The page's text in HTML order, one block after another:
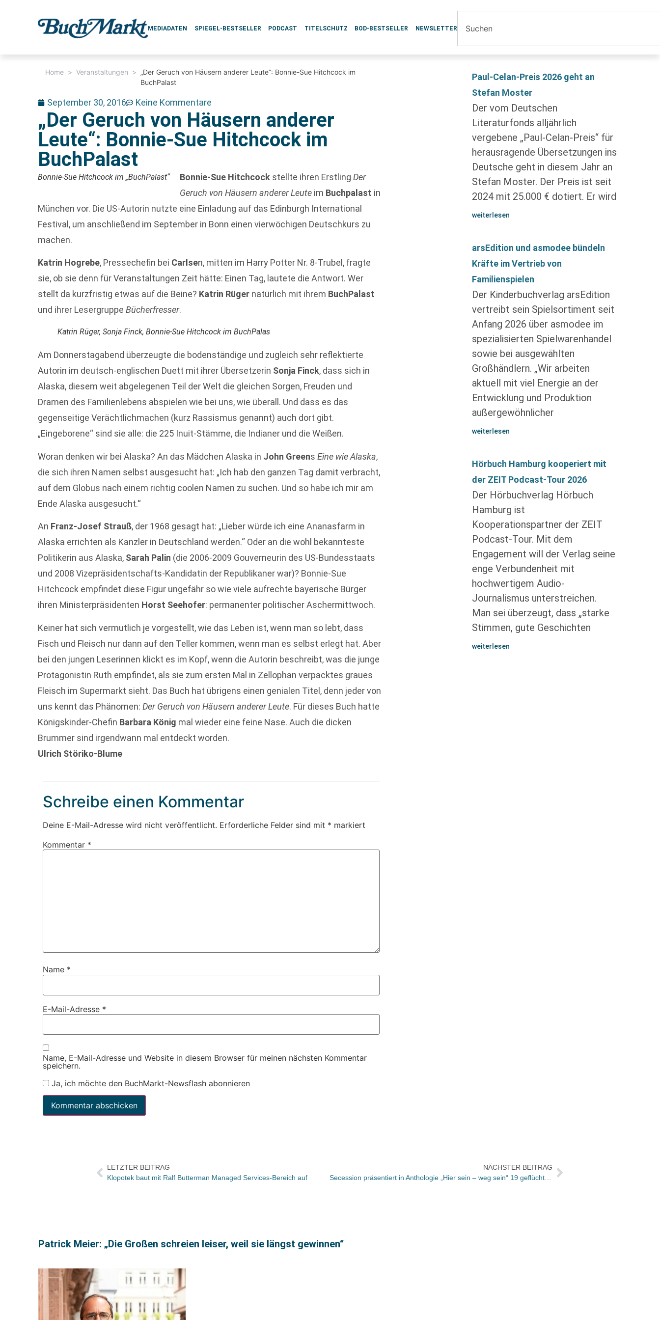
MEDIADATEN SPIEGEL-BESTSELLER PODCAST TITELSCHUTZ BOD-BESTSELLER NEWSLETTER
Home > Veranstaltungen > „Der Geruch von Häusern anderer Leute“: Bonnie-Sue Hitchcock im
BuchPalast
September 30, 2016 Keine Kommentare
„Der Geruch von Häusern anderer
Leute“: Bonnie-Sue Hitchcock im
BuchPalast
Bonnie-Sue Hitchcock im „BuchPalast“ Bonnie-Sue Hitchcock stellte ihren ErstlingDer
Geruch von Häusern anderer Leute im Buchpalast in
München vor. Die US-Autorin nutzte eine Einladung auf das Edinburgh International
Festival, um anschließend im September in Bonn einen vierwöchigen Deutschkurs zu
machen.
Katrin Hogrebe, Pressechefin bei Carlsen, mitten im Harry Potter Nr. 8-Trubel, fragte
sie, ob sie denn für Veranstaltungen Zeit hätte: Einen Tag, lautete die Antwort. Wer
stellt da kurzfristig etwas auf die Beine? Katrin Rüger natürlich mit ihrem BuchPalast
und ihrer LesergruppeBücherfresser.
Katrin Rüger, Sonja Finck, Bonnie-Sue Hitchcock im BuchPalas
Am Donnerstagabend überzeugte die bodenständige und zugleich sehr reflektierte
Autorin im deutsch-englischen Duett mit ihrer Übersetzerin Sonja Finck, dass sich in
Alaska, diesem weit abgelegenen Teil der Welt die gleichen Sorgen, Freuden und
Dramen des Familienlebens abspielen wie bei uns, wie überall. Und dass es das
gegenseitige Verächtlichmachen (kurz Rassismus genannt) auch dort gibt.
„Eingeborene“ sind sie alle: die 225 Inuit-Stämme, die Indianer und die Weißen.
Woran denken wir bei Alaska? An das Mädchen Alaska in John GreensEine wie Alaska,
die sich ihren Namen selbst ausgesucht hat: „Ich hab den ganzen Tag damit verbracht,
auf dem Globus nach einem richtig coolen Namen zu suchen. Und so habe ich mir am
Ende Alaska ausgesucht.“
An Franz-Josef Strauß, der 1968 gesagt hat: „Lieber würde ich eine Ananasfarm in
Alaska errichten als Kanzler in Deutschland werden.“ Oder an die wohl bekannteste
Politikerin aus Alaska, Sarah Palin (die 2006-2009 Gouverneurin des US-Bundesstaats
und 2008 Vizepräsidentschafts-Kandidatin der Republikaner war)? Bonnie-Sue
Hitchcock empfindet diese Figur ungefähr so wie viele aufrechte bayerische Bürger
ihren Ministerpräsidenten Horst Seehofer: permanenter politischer Aschermittwoch.
Keiner hat sich vermutlich je vorgestellt, wie das Leben ist, wenn man so lebt, dass
Fisch und Fleisch nur dann auf den Teller kommen, wenn man es selbst erlegt hat. Aber
bei den jungen Leserinnen klickt es im Kopf, wenn die Autorin beschreibt, was die junge
Protagonistin Ruth empfindet, als sie zum ersten Mal in Zellophan verpacktes graues
Fleisch im Supermarkt sieht. Das Buch hat übrigens einen genialen Titel, denn jeder von
uns kennt das Phänomen:Der Geruch von Häusern anderer Leute. Für dieses Buch hatte
Königskinder-Chefin Barbara König mal wieder eine feine Nase. Auch die dicken
Brummer sind irgendwann mal entdeckt worden.
Ulrich Störiko-Blume
Schreibe einen Kommentar
Deine E-Mail-Adresse wird nicht veröffentlicht. Erforderliche Felder sind mit * markiert
Kommentar *
Name *
E-Mail-Adresse *
Name, E-Mail-Adresse und Website in diesem Browser für meinen nächsten Kommentar
speichern.
Ja, ich möchte den BuchMarkt-Newsflash abonnieren
Paul-Celan-Preis 2026 geht an
Stefan Moster
Der vom Deutschen
Literaturfonds alljährlich
vergebene „Paul-Celan-Preis“ für
herausragende Übersetzungen ins
Deutsche geht in diesem Jahr an
Stefan Moster. Der Preis ist seit
2024 mit 25.000 € dotiert. Er wird
weiterlesen
arsEdition und asmodee bündeln
Kräfte im Vertrieb von
Familienspielen
Der Kinderbuchverlag arsEdition
vertreibt sein Spielsortiment seit
Anfang 2026 über asmodee im
spezialisierten Spielwarenhandel
sowie bei ausgewählten
Großhändlern. „Wir arbeiten
aktuell mit viel Energie an der
Entwicklung und Produktion
außergewöhnlicher
weiterlesen
Hörbuch Hamburg kooperiert mit
der ZEIT Podcast-Tour 2026
Der Hörbuchverlag Hörbuch
Hamburg ist
Kooperationspartner der ZEIT
Podcast-Tour. Mit dem
Engagement will der Verlag seine
enge Verbundenheit mit
hochwertigem Audio-
Journalismus unterstreichen.
Man sei überzeugt, dass „starke
Stimmen, gute Geschichten
weiterlesen
LETZTER BEITRAG
Klopotek baut mit Ralf Butterman Managed Services-Bereich auf
NÄCHSTER BEITRAG
Patrick Meier: „Die Großen schreien leiser, weil sie längst gewinnen“